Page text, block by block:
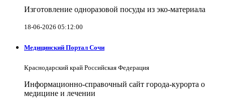
Изготовление одноразовой посуды из эко-материала
18-06-2026 05:12:00
Медицинский Портал Сочи
Краснодарский край Российская Федерация
Информационно-справочный сайт города-курорта о
медицине и лечении